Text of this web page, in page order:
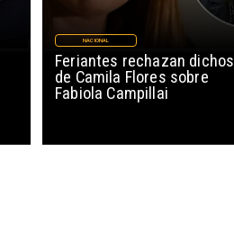
Feriantes rechazan dichos
de Camila Flores sobre
Fabiola Campillai
NACIONAL